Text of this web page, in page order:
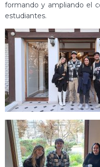
formando y ampliando el
estudiantes.